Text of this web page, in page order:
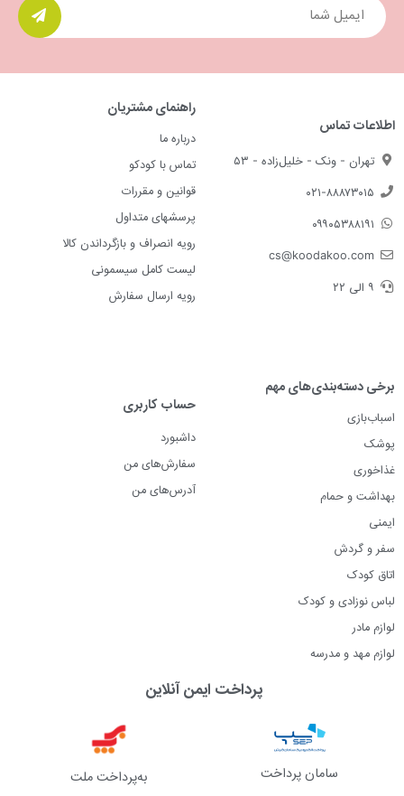
اطلاعات تماس
تهران - ونک - خلیل‌زاده - ۵۳
۰۲۱-۸۸۸۷۳۰۱۵
۰۹۹۰۵۳۸۸۱۹۱
cs@koodakoo.com
۹ الی ۲۲
راهنمای مشتریان
درباره ما
تماس با کودکو
قوانین و مقررات
پرسشهای متداول
رویه انصراف و بازگرداندن کالا
لیست کامل سیسمونی
رویه ارسال سفارش
برخی دسته‌بندی‌های مهم
اسباب‌بازی
پوشک
غذاخوری
بهداشت و حمام
ایمنی
سفر و گردش
اتاق کودک
لباس نوزادی و کودک
لوازم مادر
لوازم مهد و مدرسه
حساب کاربری
داشبورد
سفارش‌های من
آدرس‌های من
پرداخت ایمن آنلاین
سامان پرداخت به‌پرداخت ملت